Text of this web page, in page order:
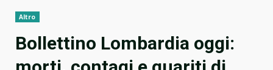
Altro
Bollettino Lombardia oggi: